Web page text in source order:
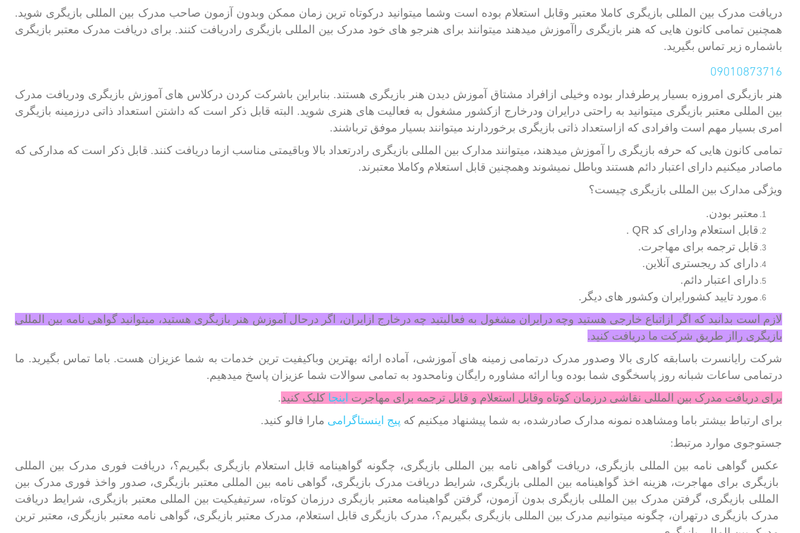
دریافت مدرک بین المللی بازیگری کاملا معتبر وقابل استعلام بوده است وشما میتوانید درکوتاه ترین زمان ممکن وبدون آزمون صاحب مدرک بین المللی بازیگری شوید.
همچنین تمامی کانون هایی که هنر بازیگری راآموزش میدهند میتوانند برای هنرجو های خود مدرک بین المللی بازیگری رادریافت کنند. برای دریافت مدرک معتبر بازیگری
باشماره زیر تماس بگیرید.
09010873716
هنر بازیگری امروزه بسیار پرطرفدار بوده وخیلی ازافراد مشتاق آموزش دیدن هنر بازیگری هستند. بنابراین باشرکت کردن درکلاس های آموزش بازیگری ودریافت مدرک
بین المللی معتبر بازیگری میتوانید به راحتی درایران ودرخارج ازکشور مشغول به فعالیت های هنری شوید. البته قابل ذکر است که داشتن استعداد ذاتی درزمینه بازیگری
امری بسیار مهم است وافرادی که ازاستعداد ذاتی بازیگری برخوردارند میتوانند بسیار موفق ترباشند.
تمامی کانون هایی که حرفه بازیگری را آموزش میدهند، میتوانند مدارک بین المللی بازیگری رادرتعداد بالا وباقیمتی مناسب ازما دریافت کنند. قابل ذکر است که مدارکی که
ماصادر میکنیم دارای اعتبار دائم هستند وباطل نمیشوند وهمچنین قابل استعلام وکاملا معتبرند.
ویژگی مدارک بین المللی بازیگری چیست؟
معتبر بودن.
قابل استعلام ودارای کد QR
.
قابل ترجمه برای مهاجرت.
دارای کد ریجستری آنلاین.
دارای اعتبار دائم.
مورد تایید کشورایران وکشور های دیگر.
لازم است بدانید که اگر ازاتباع خارجی هستید وچه درایران مشغول به فعالیتید چه درخارج ازایران، اگر درحال آموزش هنر بازیگری هستید، میتوانید گواهی نامه بین المللی
بازیگری رااز طریق شرکت ما دریافت کنید.
شرکت رایانسرت باسابقه کاری بالا وصدور مدرک درتمامی زمینه های آموزشی، آماده ارائه بهترین وباکیفیت ترین خدمات به شما عزیزان هست. باما تماس بگیرید. ما
درتمامی ساعات شبانه روز پاسخگوی شما بوده وبا ارائه مشاوره رایگان ونامحدود به تمامی سوالات شما عزیزان پاسخ میدهیم.
برای دریافت مدرک بین المللی نقاشی درزمان کوتاه وقابل استعلام و قابل ترجمه برای مهاجرت اینجا کلیک کنید.
برای ارتباط بیشتر باما ومشاهده نمونه مدارک صادرشده، به شما پیشنهاد میکنیم که پیج اینستاگرامی مارا فالو کنید.
جستوجوی موارد مرتبط:
عکس گواهی نامه بین المللی بازیگری، دریافت گواهی نامه بین المللی بازیگری، چگونه گواهینامه قابل استعلام بازیگری بگیریم؟، دریافت فوری مدرک بین المللی
بازیگری برای مهاجرت، هزینه اخذ گواهینامه بین المللی بازیگری، شرایط دریافت مدرک بازیگری، گواهی نامه بین المللی معتبر بازیگری، صدور واخذ فوری مدرک بین
المللی بازیگری، گرفتن مدرک بین المللی بازیگری بدون آزمون، گرفتن گواهینامه معتبر بازیگری درزمان کوتاه، سرتیفیکیت بین المللی معتبر بازیگری، شرایط دریافت
مدرک بازیگری درتهران، چگونه میتوانیم مدرک بین المللی بازیگری بگیریم؟، مدرک بازیگری قابل استعلام، مدرک معتبر بازیگری، گواهی نامه معتبر بازیگری، معتبر ترین